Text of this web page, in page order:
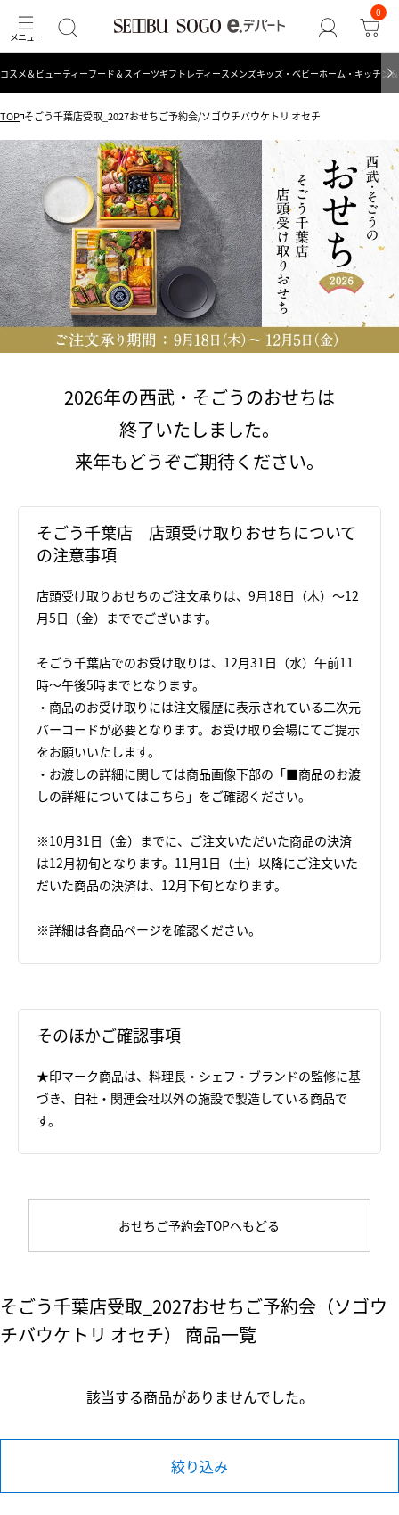
0
コスメ＆ビューティーフード＆スイーツギフト レディース メンズキッズ・ベビーホーム・キッチン
TOP そごう千葉店受取_2027おせちご予約会/ソゴウチバウケトリ オセチ
2026年の西武・そごうのおせちは
終了いたしました。
来年もどうぞご期待ください。
そごう千葉店 店頭受け取りおせちについて
の注意事項
店頭受け取りおせちのご注文承りは、9月18日（木）～12
月5日（金）まででございます。
そごう千葉店でのお受け取りは、12月31日（水）午前11
時～午後5時までとなります。
・商品のお受け取りには注文履歴に表示されている二次元
バーコードが必要となります。お受け取り会場にてご提示
をお願いいたします。
・お渡しの詳細に関しては商品画像下部の「■商品のお渡
しの詳細についてはこちら」をご確認ください。
※10月31日（金）までに、ご注文いただいた商品の決済
は12月初旬となります。11月1日（土）以降にご注文いた
だいた商品の決済は、12月下旬となります。
※詳細は各商品ページを確認ください。
そのほかご確認事項
★印マーク商品は、料理長・シェフ・ブランドの監修に基
づき、自社・関連会社以外の施設で製造している商品で
す。
おせちご予約会TOPへもどる
そごう千葉店受取_2027おせちご予約会（ソゴウ
チバウケトリ オセチ） 商品一覧
該当する商品がありませんでした。
絞り込み